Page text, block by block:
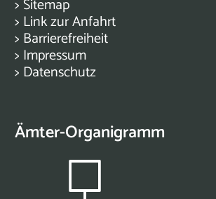
> Sitemap
> Link zur Anfahrt
> Barrierefreiheit
> Impressum
> Datenschutz
Ämter-Organigramm